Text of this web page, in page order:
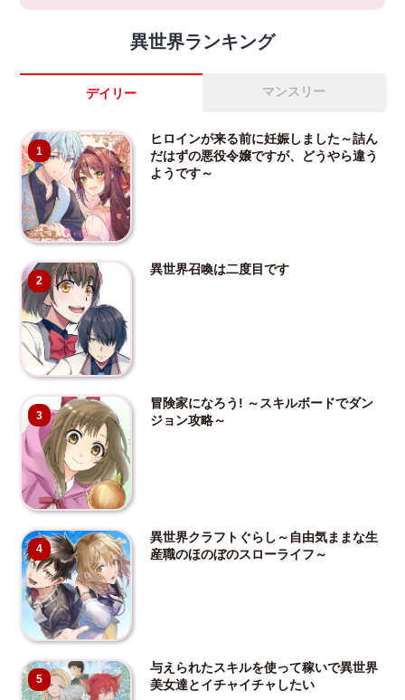
異世界ランキング
デイリー マンスリー
1
ヒロインが来る前に妊娠しました～詰ん
だはずの悪役令嬢ですが、どうやら違う
ようです～
2
異世界召喚は二度目です
3
冒険家になろう! ～スキルボードでダン
ジョン攻略～
4
異世界クラフトぐらし～自由気ままな生
産職のほのぼのスローライフ～
5
与えられたスキルを使って稼いで異世界
美女達とイチャイチャしたい